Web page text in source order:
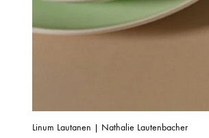
Linum Lautanen | Nathalie Lautenbacher